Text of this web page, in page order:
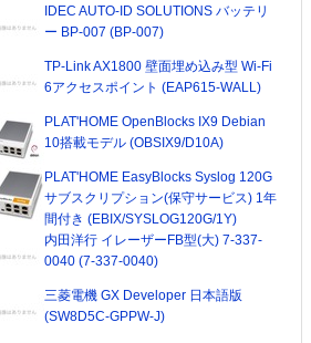
IDEC AUTO-ID SOLUTIONS バッテリ
ー BP-007 (BP-007)
TP-Link AX1800 壁面埋め込み型 Wi-Fi
6アクセスポイント (EAP615-WALL)
PLAT'HOME OpenBlocks IX9 Debian
10搭載モデル (OBSIX9/D10A)
PLAT'HOME EasyBlocks Syslog 120G
サブスクリプション(保守サービス) 1年
間付き (EBIX/SYSLOG120G/1Y)
内田洋行 イレーザーFB型(大) 7-337-
0040 (7-337-0040)
三菱電機 GX Developer 日本語版
(SW8D5C-GPPW-J)